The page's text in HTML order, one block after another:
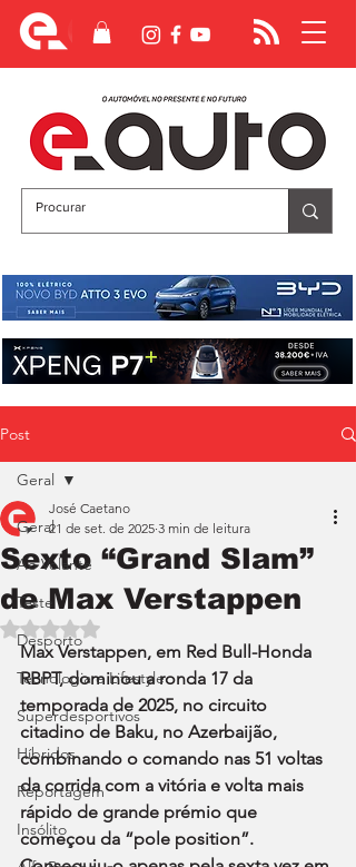
Post
Geral
Ao Volante
Teste
Desporto
Tecnologia e Lifestyle
Superdesportivos
Híbridos
Reportagem
Insólito
Geral
Sexto “Grand Slam”
de Max Verstappen
José Caetano
21 de set. de 2025 3 min de leitura
Avaliado com NaN de 5 estrelas.
Max Verstappen, em Red Bull-Honda
RBPT, dominou a ronda 17 da
temporada de 2025, no circuito
citadino de Baku, no Azerbaijão,
combinando o comando nas 51 voltas
da corrida com a vitória e volta mais
rápido de grande prémio que
começou da “pole position”.